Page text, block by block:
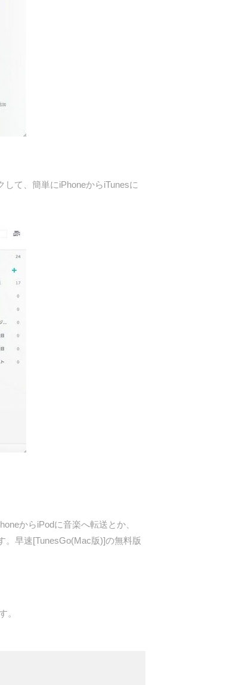
て、簡単にiPhoneからiTunesに
からiPodに音楽へ転送とか、
。早速[TunesGo(Mac版)]の無料版
。